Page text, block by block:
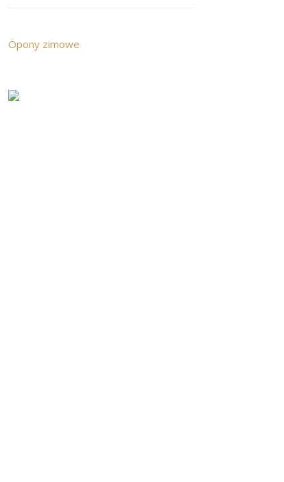
Opony zimowe